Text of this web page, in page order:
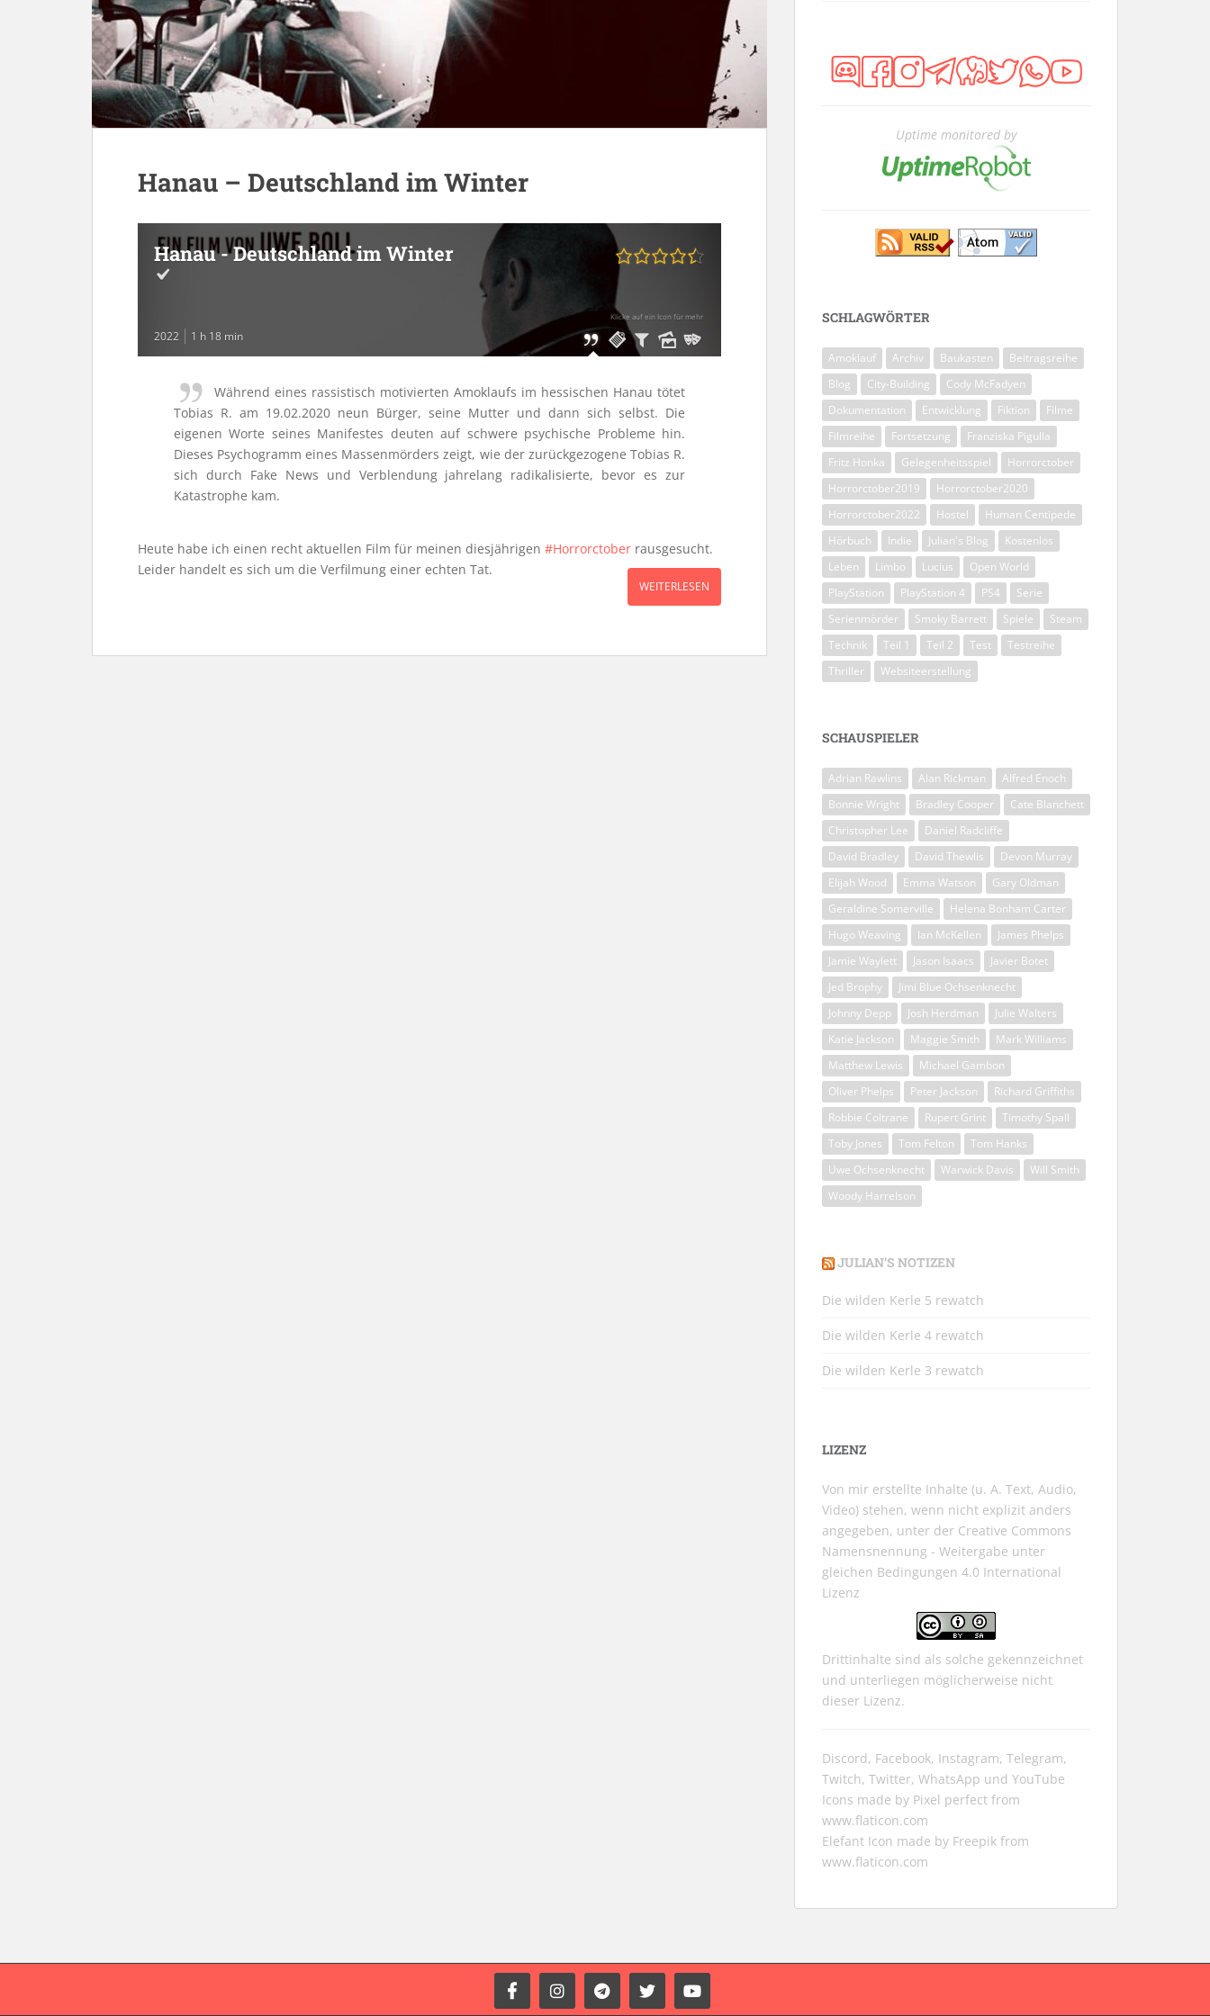
Hanau – Deutschland im Winter
Hanau - Deutschland im Winter
2022 1 h 18 min
Klicke auf ein Icon für mehr
Während eines rassistisch motivierten Amoklaufs im hessischen Hanau tötet
Tobias R. am 19.02.2020 neun Bürger, seine Mutter und dann sich selbst. Die
eigenen Worte seines Manifestes deuten auf schwere psychische Probleme hin.
Dieses Psychogramm eines Massenmörders zeigt, wie der zurückgezogene Tobias R.
sich durch Fake News und Verblendung jahrelang radikalisierte, bevor es zur
Katastrophe kam.
Heute habe ich einen recht aktuellen Film für meinen diesjährigen #Horrorctober rausgesucht.
Leider handelt es sich um die Verfilmung einer echten Tat.
WEITERLESEN
Uptime monitored by
SCHLAGWÖRTER
Amoklauf Archiv Baukasten
Beitragsreihe
Blog
City-Building
Cody McFadyen
Dokumentation
Entwicklung Fiktion
Filme
Filmreihe
Fortsetzung
Franziska Pigulla
Fritz Honka
Gelegenheitsspiel
Horrorctober
Horrorctober2019
Horrorctober2020
Horrorctober2022
Hostel
Human Centipede
Hörbuch
Indie Julian's Blog
Kostenlos
Leben
Limbo Lucius
Open World
PlayStation
PlayStation 4 PS4
Serie
Serienmörder
Smoky Barrett Spiele
Steam
Technik
Teil 1 Teil 2 Test
Testreihe
Thriller
Websiteerstellung
SCHAUSPIELER
Adrian Rawlins Alan Rickman
Alfred Enoch
Bonnie Wright
Bradley Cooper
Cate Blanchett
Christopher Lee
Daniel Radcliffe
David Bradley
David Thewlis
Devon Murray
Elijah Wood
Emma Watson
Gary Oldman
Geraldine Somerville
Helena Bonham Carter
Hugo Weaving
Ian McKellen
James Phelps
Jamie Waylett
Jason Isaacs
Javier Botet
Jed Brophy
Jimi Blue Ochsenknecht
Johnny Depp
Josh Herdman
Julie Walters
Katie Jackson
Maggie Smith
Mark Williams
Matthew Lewis
Michael Gambon
Oliver Phelps
Peter Jackson
Richard Griffiths
Robbie Coltrane
Rupert Grint
Timothy Spall
Toby Jones
Tom Felton
Tom Hanks
Uwe Ochsenknecht
Warwick Davis
Will Smith
Woody Harrelson
JULIAN’S NOTIZEN
Die wilden Kerle 5 rewatch
Die wilden Kerle 4 rewatch
Die wilden Kerle 3 rewatch
LIZENZ
Von mir erstellte Inhalte (u. A. Text, Audio,
Video) stehen, wenn nicht explizit anders
angegeben, unter der Creative Commons
Namensnennung - Weitergabe unter
gleichen Bedingungen 4.0 International
Lizenz
Drittinhalte sind als solche gekennzeichnet
und unterliegen möglicherweise nicht
dieser Lizenz.
Discord, Facebook, Instagram, Telegram,
Twitch, Twitter, WhatsApp und YouTube
Icons made by Pixel perfect from
www.flaticon.com
Elefant Icon made by Freepik from
www.flaticon.com